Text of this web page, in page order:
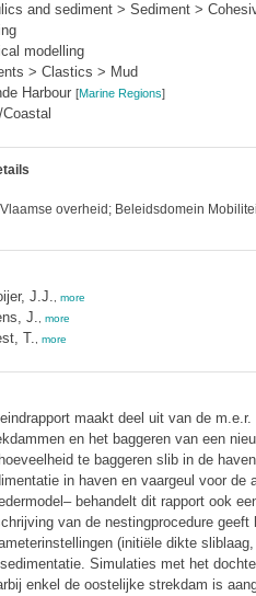
and sediment > Sediment >
modelling
> Clastics > Mud
Harbour [Marine Regions]
Coastal
overheid; Beleidsdomein
J.J. more
J. more
T. more
maakt deel uit van de
en het baggeren van een
te baggeren slib in de
in haven en vaargeul voor de
behandelt dit rapport ook
van de nestingprocedure
(initiële dikte
Simulaties met het
enkel de oostelijke strekdam is